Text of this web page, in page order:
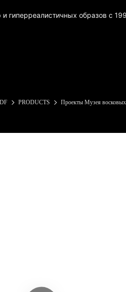
гиперреалистичных образов с
PRODUCTS Проекты Музея